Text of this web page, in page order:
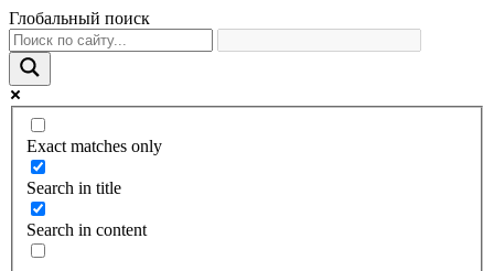
Глобальный поиск
Exact matches only
Search in title
Search in content